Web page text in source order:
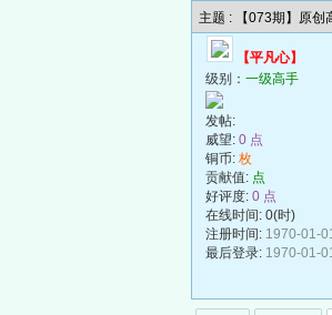
主题 : 【073期】原创
【平凡心】
级别： 一级高手
发帖:
威望: 0 点
铜币: 枚
贡献值: 点
好评度: 0 点
在线时间: 0(时)
注册时间: 1970-01-01
最后登录: 1970-01-01